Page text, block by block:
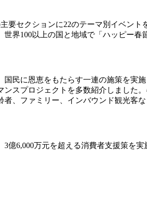
セクションに22のテーマ別イベント
界100以上の国と地域で「ハッピー
民に恩恵をもたらす一連の施策を実
スプロジェクトを多数紹介しました
、ファミリー、インバウンド観光客
6,000万元を超える消費者支援策を実